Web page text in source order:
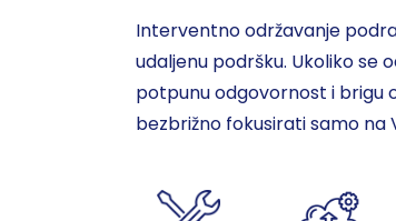
Interventno održavanje
udaljenu podršku. Ukoliko se
potpunu odgovornost i brigu
bezbrižno fokusirati samo na